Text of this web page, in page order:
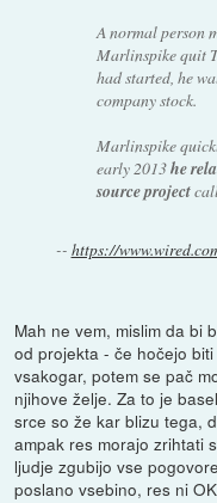
A normal person
Marlinspike quit
had started, he
company stock.
Marlinspike
early 2013he
source project
-- https://
Mah ne vem, mislim da bi
od projekta - če hočejo
vsakogar, potem se pač
njihove želje. Za to je
srce so že kar blizu tega,
ampak res morajo zrihtati
ljudje zgubijo vse
poslano vsebino, res ni